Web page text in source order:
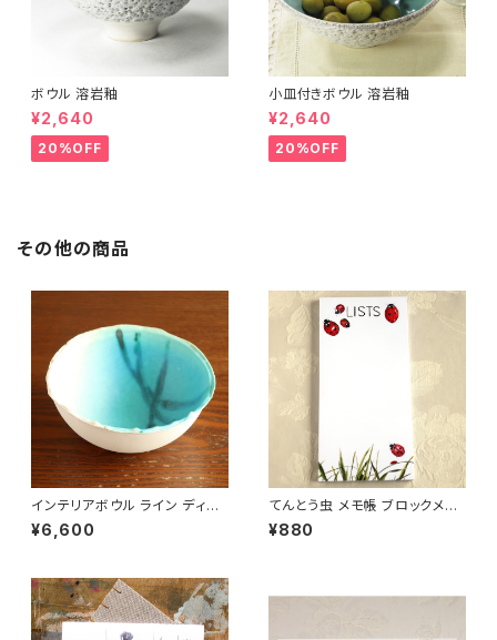
ボウル 溶岩釉
¥2,640
20%OFF
小皿付きボウル 溶岩釉
¥2,640
20%OFF
その他の商品
インテリアボウル ライン ディス
プレイ デコレーション 小物入れ
陶器製 ハンドメイド オブジェ
¥6,600
てんとう虫 メモ帳 ブロックメモ
おしゃれ かわいい (メール便可)
¥880